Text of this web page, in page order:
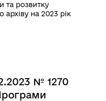
та розвитку
архіву на 2023 рік
№ 1270